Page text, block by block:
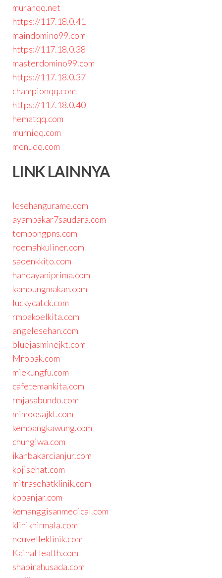
murahqq.net
https://117.18.0.41
maindomino99.com
https://117.18.0.38
masterdomino99.com
https://117.18.0.37
championqq.com
https://117.18.0.40
hematqq.com
murniqq.com
menuqq.com
LINK LAINNYA
lesehangurame.com
ayambakar7saudara.com
tempongpns.com
roemahkuliner.com
saoenkkito.com
handayaniprima.com
kampungmakan.com
luckycatck.com
rmbakoelkita.com
angelesehan.com
bluejasminejkt.com
Mrobak.com
miekungfu.com
cafetemankita.com
rmjasabundo.com
mimoosajkt.com
kembangkawung.com
chungiwa.com
ikanbakarcianjur.com
kpjisehat.com
mitrasehatklinik.com
kpbanjar.com
kemanggisanmedical.com
kliniknirmala.com
nouvelleklinik.com
KainaHealth.com
shabirahusada.com